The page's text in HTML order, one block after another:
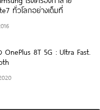
ทั่วโลกอย่างเต็มที่
OnePlus 8T 5G : Ultra Fast.